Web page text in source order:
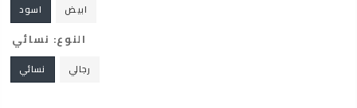
اسود ابيض
النوع: نسائي
نسائي رجالي